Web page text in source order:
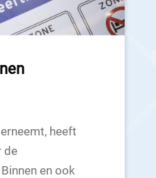
heeft
de
en ook